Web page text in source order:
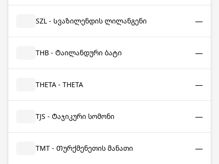
SZL - Სვაზილენდის ლილანგენი —
THB - Ტაილანდური ბატი —
THETA - THETA —
TJS - Ტაჯიკური სომონი —
TMT - Თურქმენეთის მანათი —